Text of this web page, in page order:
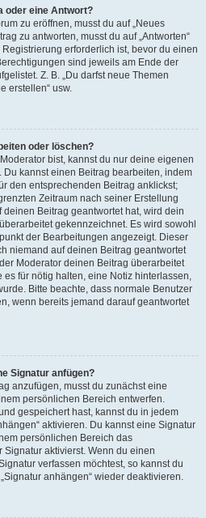
oder eine Antwort?
zu eröffnen, musst du auf „Neues
zu antworten, musst du auf „Antworten“
erforderlich ist, bevor du einen
sind jeweils am Ende der
Z. B. „Du darfst neue Themen
erstellen“ usw.
oder löschen?
bist, kannst du nur deine eigenen
kannst einen Beitrag bearbeiten, indem
den entsprechenden Beitrag anklickst;
Zeitraum nach seiner Erstellung
Beitrag geantwortet hat, wird dein
gekennzeichnet. Es wird sowohl
der Bearbeitungen angezeigt. Dieser
niemand auf deinen Beitrag geantwortet
Moderator deinen Beitrag überarbeitet
es für nötig halten, eine Notiz hinterlassen,
Bitte beachte, dass normale Benutzer
wenn bereits jemand darauf geantwortet
Signatur anfügen?
anzufügen, musst du zunächst eine
persönlichen Bereich entwerfen.
gespeichert hast, kannst du in jedem
aktivieren. Du kannst eine Signatur
persönlichen Bereich das
aktivierst. Wenn du einen
verfassen möchtest, so kannst du
anhängen“ wieder deaktivieren.